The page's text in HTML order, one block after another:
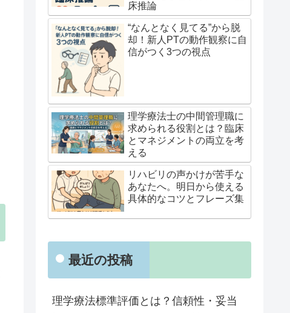
床推論
“なんとなく見てる”から脱
却！新人PTの動作観察に自
信がつく3つの視点
理学療法士の中間管理職に
求められる役割とは？臨床
とマネジメントの両立を考
える
リハビリの声かけが苦手な
あなたへ。明日から使える
具体的なコツとフレーズ集
最近の投稿
理学療法標準評価とは？信頼性・妥当